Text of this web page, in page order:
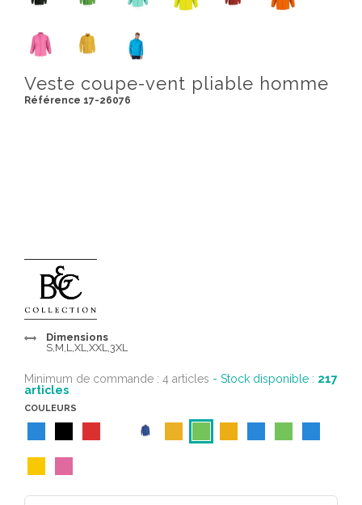
Veste coupe-vent pliable homme
Référence 17-26076
Dimensions
S,M,L,XL,XXL,3XL
Minimum de commande : 4 articles - Stock disponible : 217
articles
COULEURS